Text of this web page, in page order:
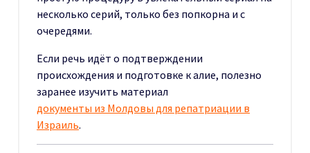
несколько серий, только без попкорна и с
очередями.
Если речь идёт о подтверждении
происхождения и подготовке к алие, полезно
заранее изучить материал
документы из Молдовы для репатриации в
Израиль.